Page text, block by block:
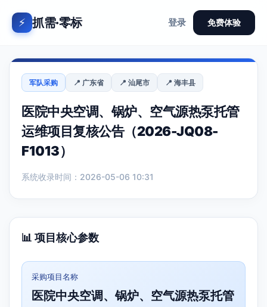
⚡ 抓需·零标 登录 免费体验
军队采购 📍 广东省 📍 汕尾市 📍 海丰县
医院中央空调、锅炉、空气源热泵托管
运维项目复核公告（2026-JQ08-
F1013）
系统收录时间：2026-05-06 10:31
📊 项目核心参数
采购项目名称
医院中央空调、锅炉、空气源热泵托管